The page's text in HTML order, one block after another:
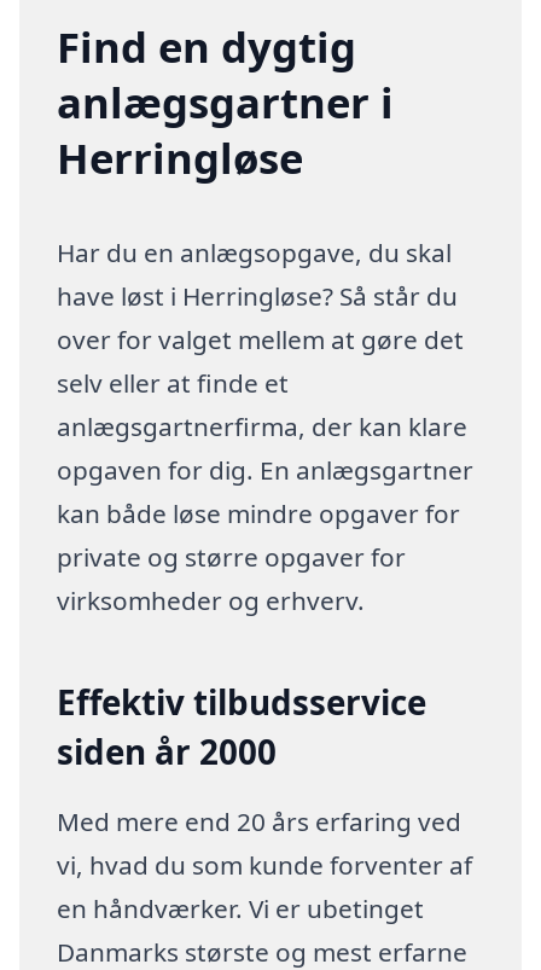
Find en dygtig
anlægsgartner i
Herringløse
Har du en anlægsopgave, du skal
have løst i Herringløse? Så står du
over for valget mellem at gøre det
selv eller at finde et
anlægsgartnerfirma, der kan klare
opgaven for dig. En anlægsgartner
kan både løse mindre opgaver for
private og større opgaver for
virksomheder og erhverv.
Effektiv tilbudsservice
siden år 2000
Med mere end 20 års erfaring ved
vi, hvad du som kunde forventer af
en håndværker. Vi er ubetinget
Danmarks største og mest erfarne